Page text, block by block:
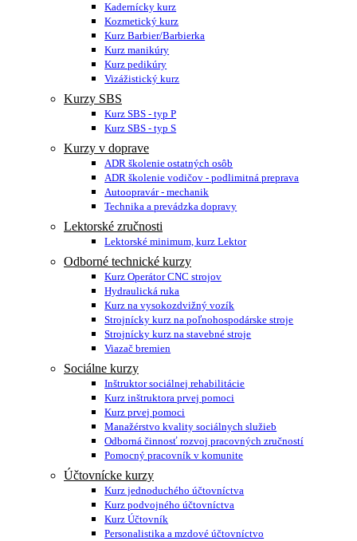
Kadernícky kurz
Kozmetický kurz
Kurz Barbier/Barbierka
Kurz manikúry
Kurz pedikúry
Vizážistický kurz
Kurzy SBS
Kurz SBS - typ P
Kurz SBS - typ S
Kurzy v doprave
ADR školenie ostatných osôb
ADR školenie vodičov - podlimitná preprava
Autoopravár - mechanik
Technika a prevádzka dopravy
Lektorské zručnosti
Lektorské minimum, kurz Lektor
Odborné technické kurzy
Kurz Operátor CNC strojov
Hydraulická ruka
Kurz na vysokozdvižný vozík
Strojnícky kurz na poľnohospodárske stroje
Strojnícky kurz na stavebné stroje
Viazač bremien
Sociálne kurzy
Inštruktor sociálnej rehabilitácie
Kurz inštruktora prvej pomoci
Kurz prvej pomoci
Manažérstvo kvality sociálnych služieb
Odborná činnosť rozvoj pracovných zručností
Pomocný pracovník v komunite
Účtovnícke kurzy
Kurz jednoduchého účtovníctva
Kurz podvojného účtovníctva
Kurz Účtovník
Personalistika a mzdové účtovníctvo